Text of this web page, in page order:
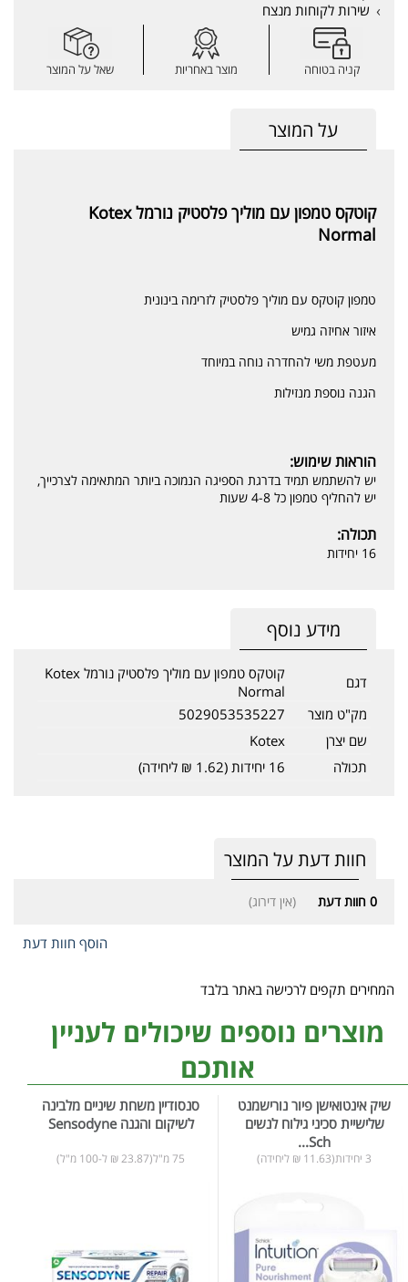
שירות לקוחות מנצח
קניה בטוחה מוצר באחריות שאל על המוצר
על המוצר
קוטקס טמפון עם מוליך פלסטיק נורמל Kotex
Normal
טמפון קוטקס עם מוליך פלסטיק לזרימה בינונית
איזור אחיזה גמיש
מעטפת משי להחדרה נוחה במיוחד
הגנה נוספת מנזילות
הוראות שימוש:
יש להשתמש תמיד בדרגת הספיגה הנמוכה ביותר המתאימה לצרכייך,
יש להחליף טמפון כל 4-8 שעות
תכולה:
16 יחידות
מידע נוסף
דגם
קוטקס טמפון עם מוליך פלסטיק נורמל Kotex
Normal
מק"ט מוצר
5029053535227
שם יצרן
Kotex
תכולה
16 יחידות (1.62 ₪ ליחידה)
חוות דעת על המוצר
0 חוות דעת (אין דירוג)
הוסף חוות דעת
המחירים תקפים לרכישה באתר בלבד
מוצרים נוספים שיכולים לעניין
אותכם
שיק אינטואישן פיור נורישמנט
שלישיית סכיני גילוח לנשים
Sch...
3 יחידות(11.63 ₪ ליחידה)
סנסודיין משחת שיניים מלבינה
לשיקום והגנה Sensodyne
75 מ"ל(23.87 ₪ ל-100 מ"ל)